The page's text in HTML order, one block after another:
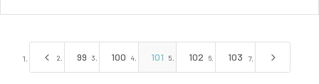
4 99 100 101 102 103 5